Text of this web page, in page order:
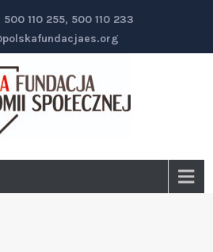
110 255, 500 110 233
Ekonomii